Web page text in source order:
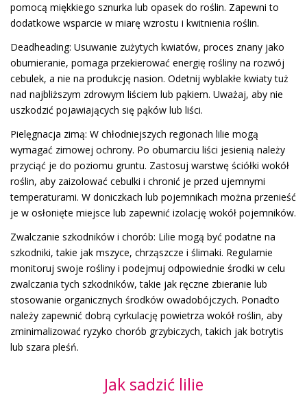
pomocą miękkiego sznurka lub opasek do roślin. Zapewni to
dodatkowe wsparcie w miarę wzrostu i kwitnienia roślin.
Deadheading: Usuwanie zużytych kwiatów, proces znany jako
obumieranie, pomaga przekierować energię rośliny na rozwój
cebulek, a nie na produkcję nasion. Odetnij wyblakłe kwiaty tuż
nad najbliższym zdrowym liściem lub pąkiem. Uważaj, aby nie
uszkodzić pojawiających się pąków lub liści.
Pielęgnacja zimą: W chłodniejszych regionach lilie mogą
wymagać zimowej ochrony. Po obumarciu liści jesienią należy
przyciąć je do poziomu gruntu. Zastosuj warstwę ściółki wokół
roślin, aby zaizolować cebulki i chronić je przed ujemnymi
temperaturami. W doniczkach lub pojemnikach można przenieść
je w osłonięte miejsce lub zapewnić izolację wokół pojemników.
Zwalczanie szkodników i chorób: Lilie mogą być podatne na
szkodniki, takie jak mszyce, chrząszcze i ślimaki. Regularnie
monitoruj swoje rośliny i podejmuj odpowiednie środki w celu
zwalczania tych szkodników, takie jak ręczne zbieranie lub
stosowanie organicznych środków owadobójczych. Ponadto
należy zapewnić dobrą cyrkulację powietrza wokół roślin, aby
zminimalizować ryzyko chorób grzybiczych, takich jak botrytis
lub szara pleśń.
Jak sadzić lilie